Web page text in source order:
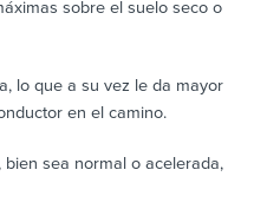
sobre el suelo seco o
lo que a su vez le da mayor
en el camino.
sea normal o acelerada,